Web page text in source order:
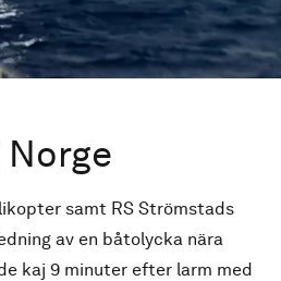
samt RS Strömstads
av en båtolycka nära
kaj 9 minuter efter larm med